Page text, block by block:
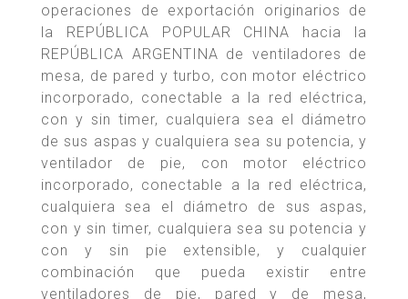
operaciones de exportación originarios de
la REPÚBLICA POPULAR CHINA hacia la
REPÚBLICA ARGENTINA de ventiladores de
mesa, de pared y turbo, con motor eléctrico
incorporado, conectable a la red eléctrica,
con y sin timer, cualquiera sea el diámetro
de sus aspas y cualquiera sea su potencia, y
ventilador de pie, con motor eléctrico
incorporado, conectable a la red eléctrica,
cualquiera sea el diámetro de sus aspas,
con y sin timer, cualquiera sea su potencia y
con y sin pie extensible, y cualquier
combinación que pueda existir entre
ventiladores de pie, pared y de mesa,